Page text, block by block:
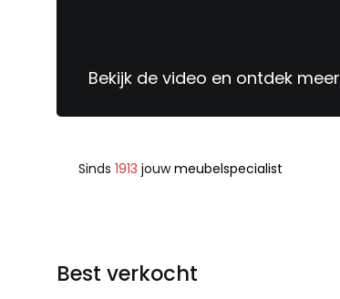
Bekijk de video en ontdek meer
Sinds 1913 jouwmeubelspecialist
Best verkocht